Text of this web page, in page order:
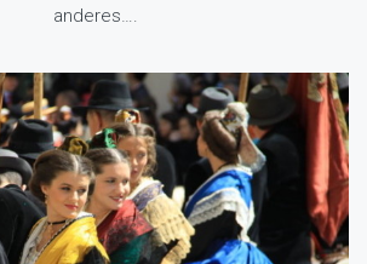
anderes….